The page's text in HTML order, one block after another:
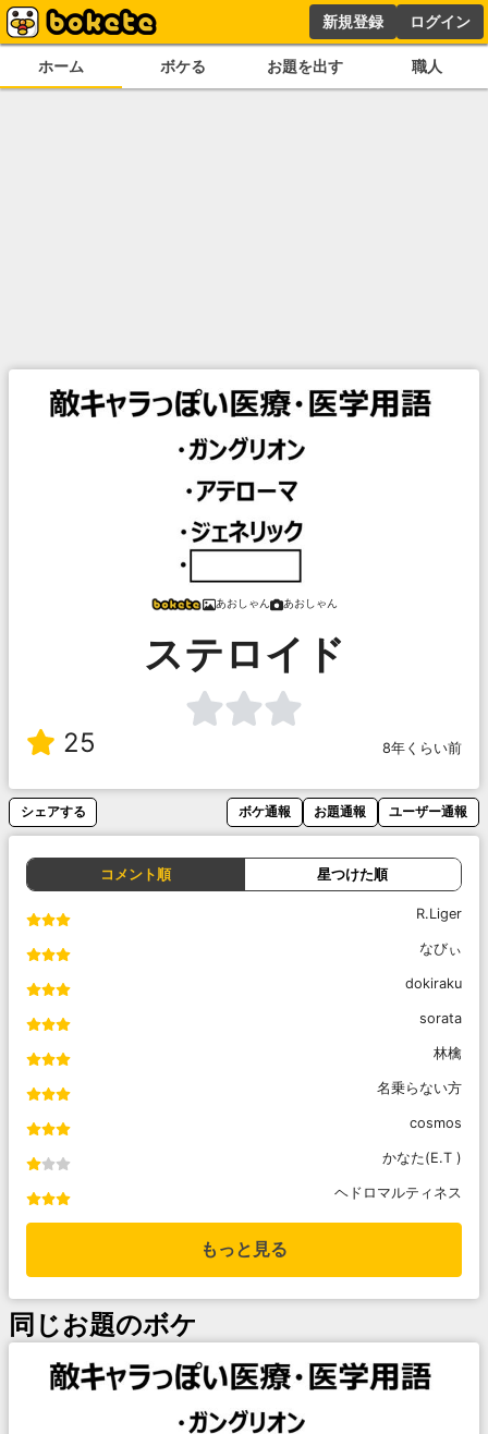
新規登録 ログイン
ホーム ボケる お題を出す 職人
あおしゃん あおしゃん
ステロイド
25 8年くらい前
シェアする ボケ通報 お題通報 ユーザー通報
コメント順 星つけた順
R.Liger
なびぃ
dokiraku
sorata
林檎
名乗らない方
cosmos
かなた(E.T )
ヘドロマルティネス
もっと見る
同じお題のボケ